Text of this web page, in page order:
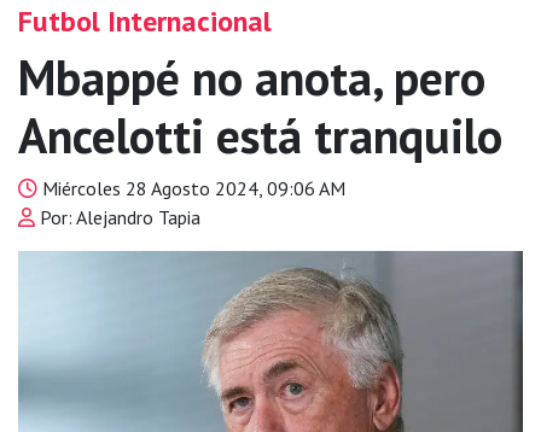
Futbol Internacional
Mbappé no anota, pero
Ancelotti está tranquilo
Miércoles 28 Agosto 2024, 09:06 AM
Por: Alejandro Tapia